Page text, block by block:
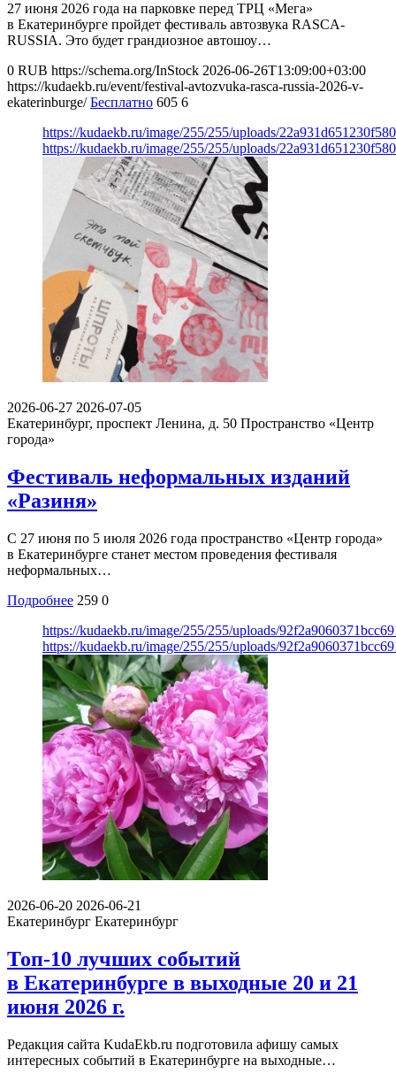
27 июня 2026 года на парковке перед ТРЦ «Мега»
в Екатеринбурге пройдет фестиваль автозвука RASCA-
RUSSIA. Это будет грандиозное автошоу…
0 RUB https://schema.org/InStock 2026-06-26T13:09:00+03:00
https://kudaekb.ru/event/festival-avtozvuka-rasca-russia-2026-v-
ekaterinburge/ Бесплатно 605 6
https://kudaekb.ru/image/255/255/uploads/
https://kudaekb.ru/image/255/255/uploads/
2026-06-27 2026-07-05
Екатеринбург, проспект Ленина, д. 50 Пространство «Центр
города»
Фестиваль неформальных изданий
«Разиня»
С 27 июня по 5 июля 2026 года пространство «Центр города»
в Екатеринбурге станет местом проведения фестиваля
неформальных…
Подробнее 259 0
https://kudaekb.ru/image/255/255/uploads/
https://kudaekb.ru/image/255/255/uploads/
2026-06-20 2026-06-21
Екатеринбург Екатеринбург
Топ-10 лучших событий
в Екатеринбурге в выходные 20 и 21
июня 2026 г.
Редакция сайта KudaEkb.ru подготовила афишу самых
интересных событий в Екатеринбурге на выходные…